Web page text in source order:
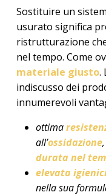
Sostituire un
usurato significa
ristrutturazione
nel tempo. Come
materiale giusto.
indiscusso dei
innumerevoli
ottima
all’ossidazione
durata nel
elevata
nella sua